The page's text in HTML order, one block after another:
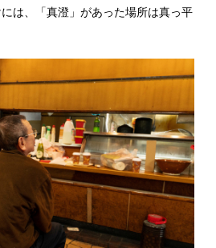
は、「真澄」があった場所は真っ平